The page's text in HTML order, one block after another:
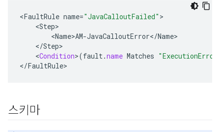
<FaultRule name="JavaCalloutFailed"
<Step
<Name>AM-JavaCalloutError</Name
</Step
<Condition>(fault.name Matches
</FaultRule>
스키마